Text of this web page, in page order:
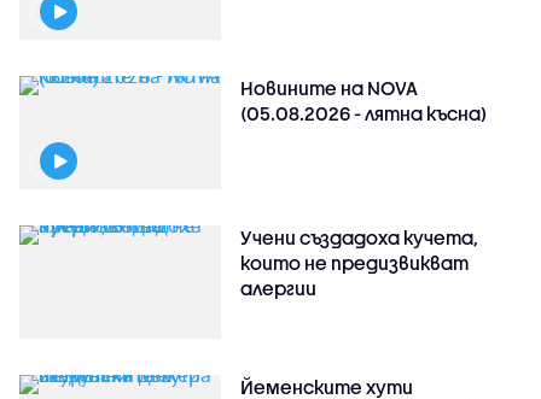
Новините на NOVA
(05.08.2026 - лятна късна)
Учени създадоха кучета,
които не предизвикват
алергии
Йеменските хути